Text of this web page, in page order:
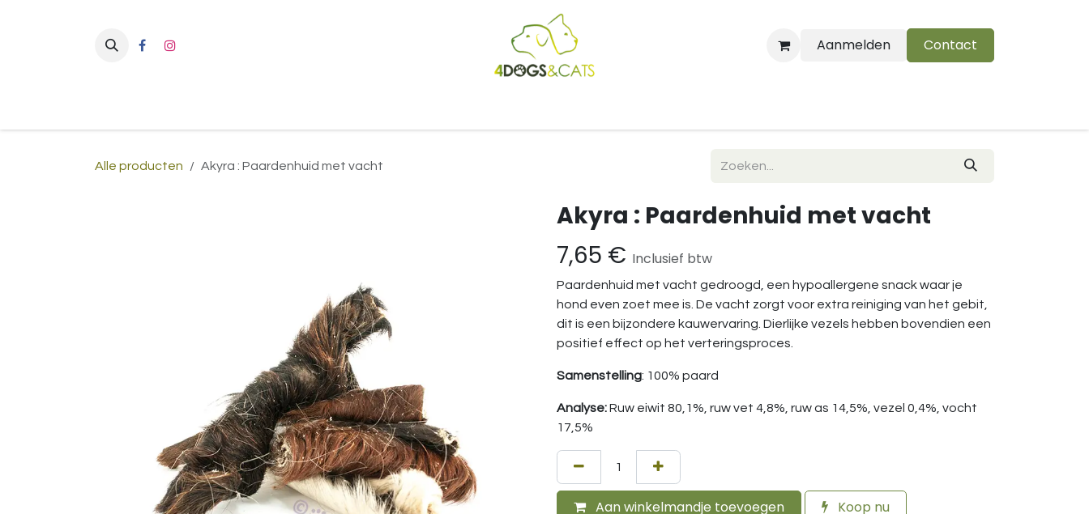
Aanmelden
Contact
Alle producten Akyra : Paardenhuid met vacht
Akyra : Paardenhuid met vacht
7,65 € Inclusief btw
Paardenhuid met vacht gedroogd, een hypoallergene snack waar je
hond even zoet mee is. De vacht zorgt voor extra reiniging van het gebit,
dit is een bijzondere kauwervaring. Dierlijke vezels hebben bovendien een
positief effect op het verteringsproces.
Samenstelling: 100% paard
Analyse:Ruw eiwit 80,1%, ruw vet 4,8%, ruw as 14,5%, vezel 0,4%, vocht
17,5%
Aan winkelmandje toevoegen Koop nu